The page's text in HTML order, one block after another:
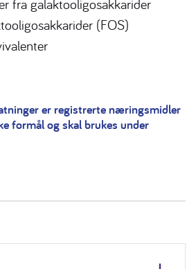
fra galaktooligosakkarider
(FOS)
er registrerte næringsmidler
formål og skal brukes under